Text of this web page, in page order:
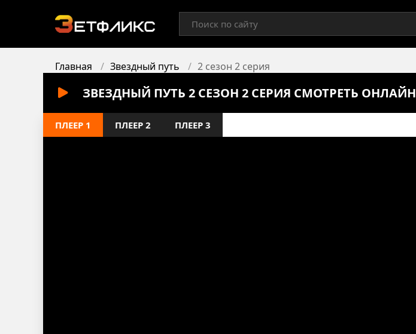
Главная Звездный путь 2 сезон 2 серия
ЗВЕЗДНЫЙ ПУТЬ 2 СЕЗОН 2 СЕРИЯ СМОТРЕТЬ ОНЛАЙН
ПЛЕЕР 1 ПЛЕЕР 2 ПЛЕЕР 3